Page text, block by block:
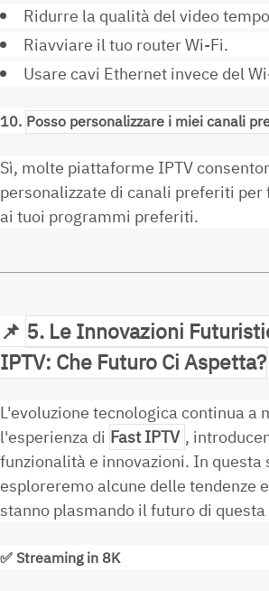
Ridurre la qualità del video
Riavviare il tuo router Wi-Fi.
Usare cavi Ethernet invece del
10. Posso personalizzare i miei canali
Sì, molte piattaforme IPTV
personalizzate di canali preferiti
ai tuoi programmi preferiti.
📌 5. Le Innovazioni
IPTV: Che Futuro Ci Aspetta?
L'evoluzione tecnologica continua a
l'esperienza di Fast IPTV ,
funzionalità e innovazioni. In questa
esploreremo alcune delle tendenze
stanno plasmando il futuro di
✅Streaming in 8K